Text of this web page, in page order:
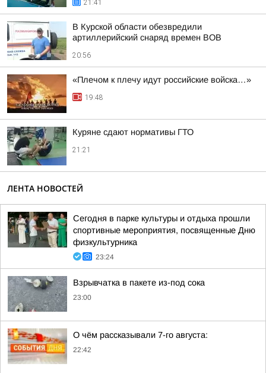
21:41
В Курской области обезвредили
артиллерийский снаряд времен ВОВ
20:56
«Плечом к плечу идут российские войска…»
19:48
Куряне сдают нормативы ГТО
21:21
ЛЕНТА НОВОСТЕЙ
Сегодня в парке культуры и отдыха прошли
спортивные мероприятия, посвященные Дню
физкультурника
23:24
Взрывчатка в пакете из-под сока
23:00
О чём рассказывали 7-го августа:
22:42